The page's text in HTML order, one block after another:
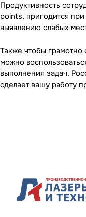
Продуктивность
points, пригодится
выявлению слабых
Также чтобы грамотно
можно
выполнения задач.
сделает вашу работу